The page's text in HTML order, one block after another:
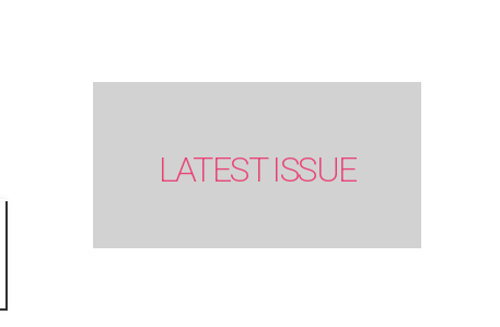
LATEST ISSUE